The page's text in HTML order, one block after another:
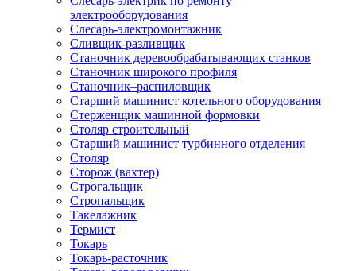
электрооборудования
Слесарь-электромонтажник
Сливщик-разливщик
Станочник деревообрабатывающих станков
Станочник широкого профиля
Станочник–распиловщик
Старший машинист котельного оборудования
Стерженщик машинной формовки
Столяр строительный
Старший машинист турбинного отделения
Столяр
Сторож (вахтер)
Строгальщик
Стропальщик
Такелажник
Термист
Токарь
Токарь-расточник